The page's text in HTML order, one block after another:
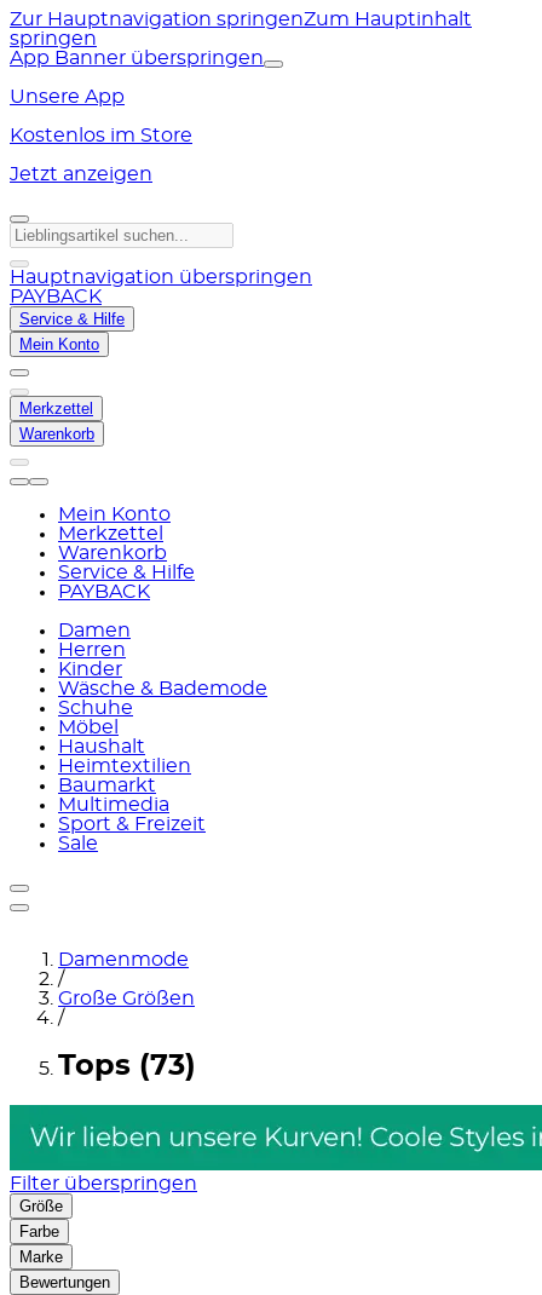
Zur Hauptnavigation springenZum Hauptinhalt
springen
App Banner überspringen
Unsere App
Kostenlos im Store
Jetzt anzeigen
Hauptnavigation überspringen
PAYBACK
Service & Hilfe
Mein Konto
Merkzettel
Warenkorb
Mein Konto
Merkzettel
Warenkorb
Service & Hilfe
PAYBACK
Damen
Herren
Kinder
Wäsche & Bademode
Schuhe
Möbel
Haushalt
Heimtextilien
Baumarkt
Multimedia
Sport & Freizeit
Sale
Damenmode
/
Große Größen
/
Tops (73)
Filter überspringen
Größe
Farbe
Marke
Bewertungen